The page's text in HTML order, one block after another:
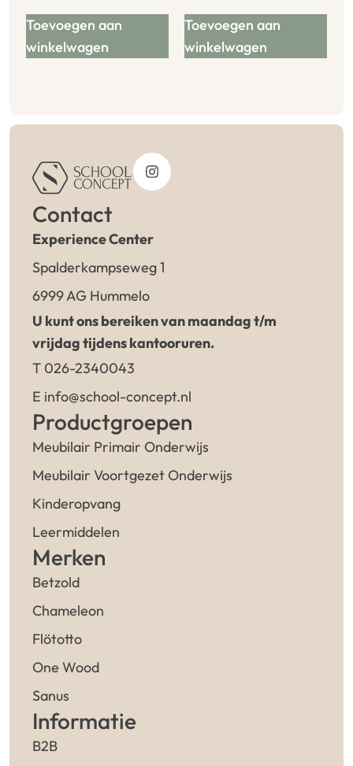
Toevoegen aan
winkelwagen
Toevoegen aan
winkelwagen
Contact
Experience Center
Spalderkampseweg 1
6999 AG Hummelo
U kunt ons bereiken van maandag t/m
vrijdag tijdens kantooruren.
T 026-2340043
E info@school-concept.nl
Productgroepen
Meubilair Primair Onderwijs
Meubilair Voortgezet Onderwijs
Kinderopvang
Leermiddelen
Merken
Betzold
Chameleon
Flötotto
One Wood
Sanus
Informatie
B2B